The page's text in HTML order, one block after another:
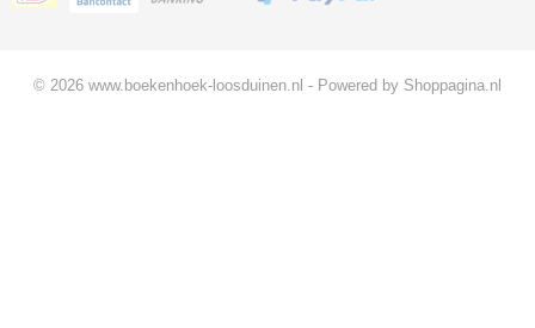
© 2026 www.boekenhoek-loosduinen.nl - Powered by Shoppagina.nl